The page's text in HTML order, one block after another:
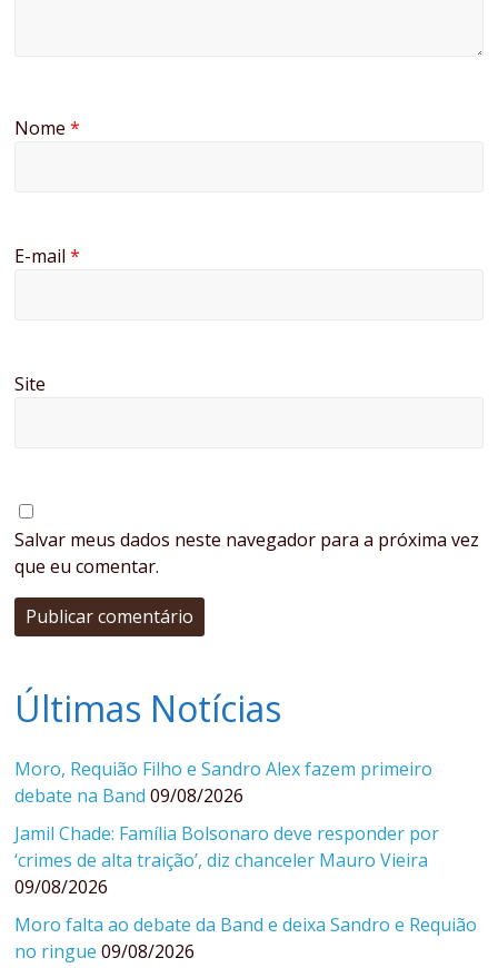
Nome*
E-mail*
Site
Salvar meus dados neste navegador para a próxima vez
que eu comentar.
Últimas Notícias
Moro, Requião Filho e Sandro Alex fazem primeiro
debate na Band 09/08/2026
Jamil Chade: Família Bolsonaro deve responder por
‘crimes de alta traição’, diz chanceler Mauro Vieira
09/08/2026
Moro falta ao debate da Band e deixa Sandro e Requião
no ringue 09/08/2026